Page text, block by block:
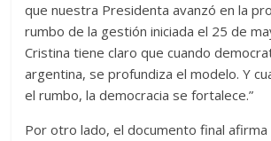
que nuestra Presidenta avanzó en la
rumbo de la gestión iniciada el 25 de
Cristina tiene claro que cuando
argentina, se profundiza el modelo. Y
el rumbo, la democracia se fortalece.”
Por otro lado, el documento final